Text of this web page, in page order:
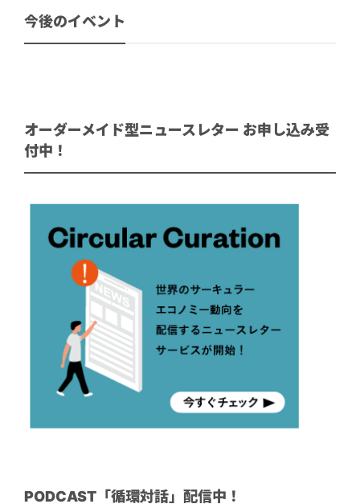
今後のイベント
オーダーメイド型ニュースレター お申し込み受
付中！
PODCAST「循環対話」配信中！